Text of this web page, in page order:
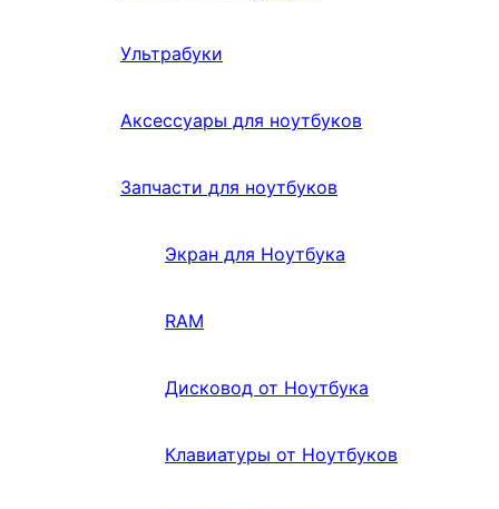
Ультрабуки
Аксессуары для ноутбуков
Запчасти для ноутбуков
Экран для Ноутбука
RAM
Дисковод от Ноутбука
Клавиатуры от Ноутбуков